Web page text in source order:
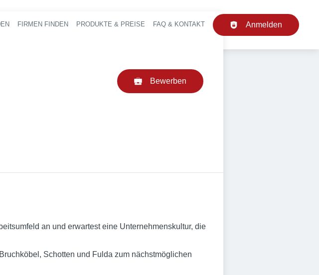
Haupt-Navigation
FIRMEN FINDEN PRODUKTE & PREISE FAQ & KONTAKT Anmelden
Bewerben
an und erwartest eine Unternehmenskultur, die
Schotten und Fulda zum nächstmöglichen